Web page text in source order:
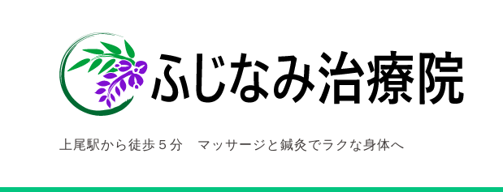
上尾駅から徒歩５分 マッサージと鍼灸でラクな身体へ